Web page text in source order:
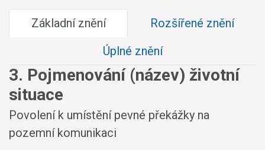
Základní znění
Rozšířené znění
Úplné znění
3. Pojmenování (název) životní
situace
Povolení k umístění pevné překážky na
pozemní komunikaci